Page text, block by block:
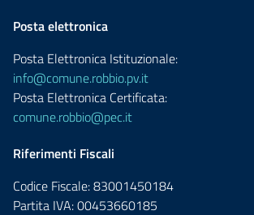
Posta elettronica
Posta Elettronica Istituzionale:
info@comune.robbio.pv.it
Posta Elettronica Certificata:
comune.robbio@pec.it
Riferimenti Fiscali
Codice Fiscale: 83001450184
Partita IVA: 00453660185